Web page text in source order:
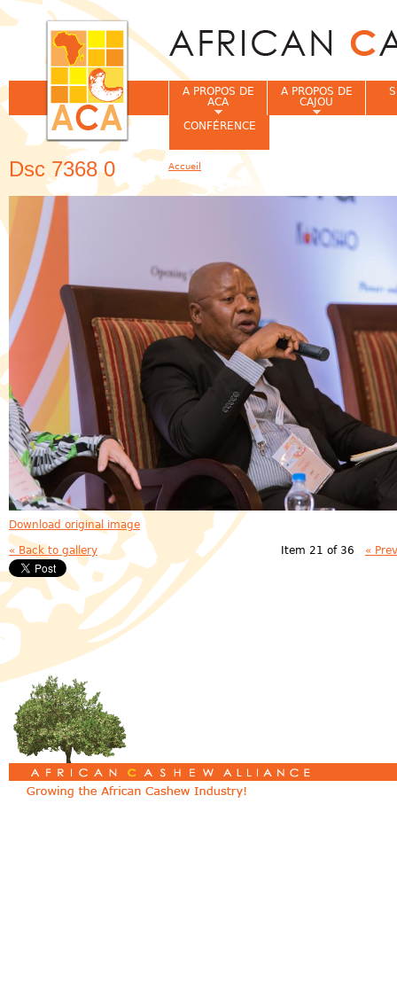
Dsc 7368 0
Download original image
« Back to gallery Item 21 of 36 «
A PROPOS DE
ACA
A PROPOS DE
CAJOU
CONFÉRENCE
Vous êtes ici
Accueil